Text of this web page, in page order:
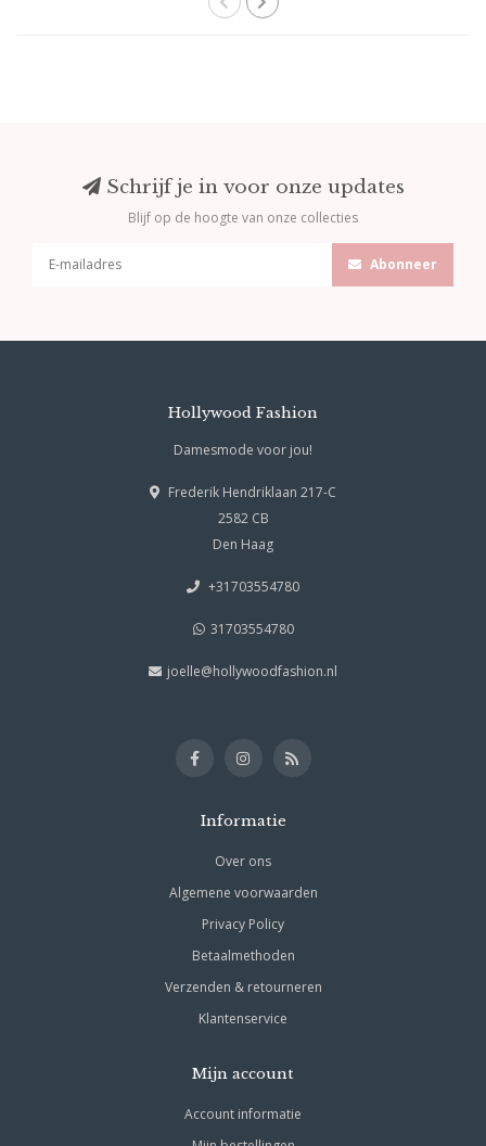
Schrijf je in voor onze updates
Blijf op de hoogte van onze collecties
Abonneer
Hollywood Fashion
Damesmode voor jou!
Frederik Hendriklaan 217-C
2582 CB
Den Haag
+31703554780
31703554780
joelle@hollywoodfashion.nl
Informatie
Over ons
Algemene voorwaarden
Privacy Policy
Betaalmethoden
Verzenden & retourneren
Klantenservice
Mijn account
Account informatie